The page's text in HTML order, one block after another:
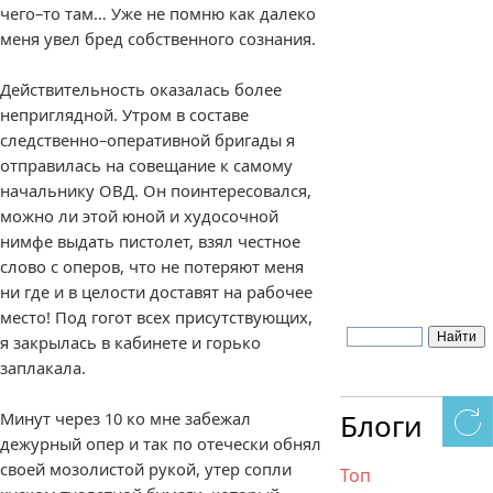
чего–то там… Уже не помню как далеко
меня увел бред собственного сознания.
Действительность оказалась более
неприглядной. Утром в составе
следственно–оперативной бригады я
отправилась на совещание к самому
начальнику ОВД. Он поинтересовался,
можно ли этой юной и худосочной
нимфе выдать пистолет, взял честное
слово с оперов, что не потеряют меня
ни где и в целости доставят на рабочее
место! Под гогот всех присутствующих,
я закрылась в кабинете и горько
заплакала.
Минут через 10 ко мне забежал
дежурный опер и так по отечески обнял
своей мозолистой рукой, утер сопли
Блоги
Топ